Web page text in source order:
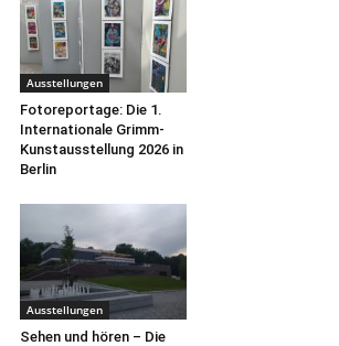
Ausstellungen
Fotoreportage: Die 1.
Internationale Grimm-
Kunstausstellung 2026 in
Berlin
Ausstellungen
Sehen und hören – Die